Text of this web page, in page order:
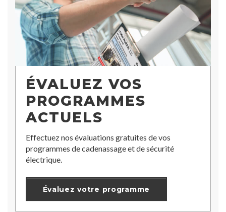
ÉVALUEZ VOS
PROGRAMMES
ACTUELS
Effectuez nos évaluations gratuites de vos
programmes de cadenassage et de sécurité
électrique.
Évaluez votre programme